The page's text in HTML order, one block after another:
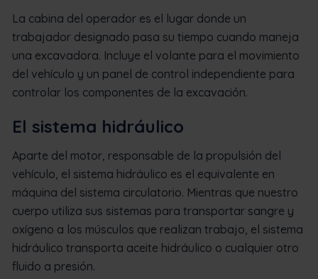
La cabina del operador es el lugar donde un
trabajador designado pasa su tiempo cuando maneja
una excavadora. Incluye el volante para el movimiento
del vehículo y un panel de control independiente para
controlar los componentes de la excavación.
El sistema hidráulico
Aparte del motor, responsable de la propulsión del
vehículo, el sistema hidráulico es el equivalente en
máquina del sistema circulatorio. Mientras que nuestro
cuerpo utiliza sus sistemas para transportar sangre y
oxígeno a los músculos que realizan trabajo, el sistema
hidráulico transporta aceite hidráulico o cualquier otro
fluido a presión.